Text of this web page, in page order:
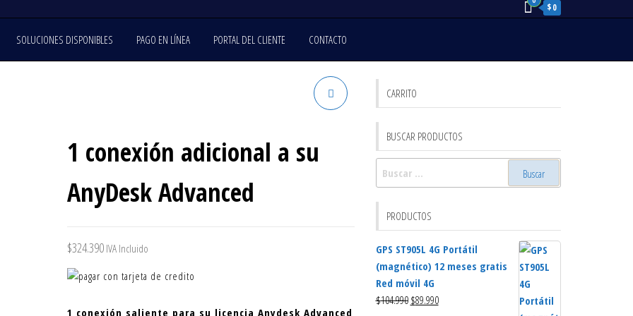
$0
SOLUCIONES DISPONIBLES PAGO EN LÍNEA PORTAL DEL CLIENTE CONTACTO
1 conexión adicional a su
AnyDesk Advanced
$324.390 IVA Incluido
1 conexión saliente para su licencia Anydesk Advanced
CARRITO
BUSCAR PRODUCTOS
PRODUCTOS
GPS ST905L 4G Portátil
(magnético) 12 meses gratis
Red móvil 4G
$104.990 El
$89.990El